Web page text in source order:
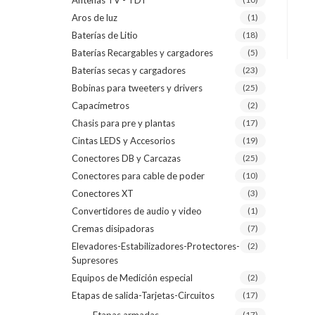
Aros de luz (1)
Baterías de Litio (18)
Baterías Recargables y cargadores (5)
Baterías secas y cargadores (23)
Bobinas para tweeters y drivers (25)
Capacímetros (2)
Chasis para pre y plantas (17)
Cintas LEDS y Accesorios (19)
Conectores DB y Carcazas (25)
Conectores para cable de poder (10)
Conectores XT (3)
Convertidores de audio y video (1)
Cremas disipadoras (7)
Elevadores-Estabilizadores-Protectores-
Supresores
(2)
Equipos de Medición especial (2)
Etapas de salida-Tarjetas-Circuitos (17)